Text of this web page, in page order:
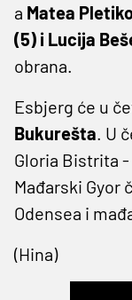
a Matea
(5) i Lucija
obrana.
Esbjerg će u
Bukurešta. U
Gloria Bistrita -
Mađarski Gyor
Odensea i
(Hina)